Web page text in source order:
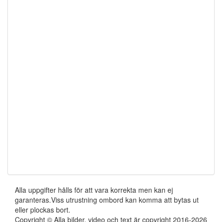
Alla uppgifter hålls för att vara korrekta men kan ej
garanteras.Viss utrustning ombord kan komma att bytas ut
eller plockas bort.
Copyright © Alla bilder, video och text är copyright 2016-2026